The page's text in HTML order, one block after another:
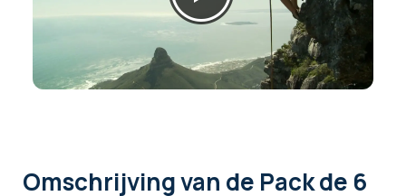
Omschrijvingvan de Pack de 6